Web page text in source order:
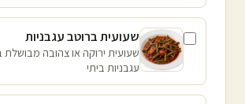
שעועית ברוטב עגבניות
שעועית ירוקה או צהובה מבושלת
עגבניות ביתי